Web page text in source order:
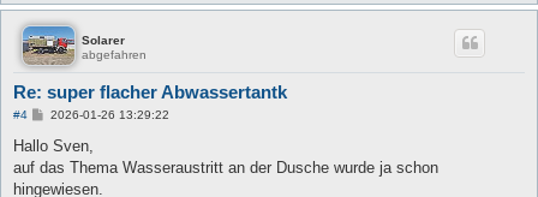
Solarer
abgefahren
Re: super flacher Abwassertantk
#4
B
i
r
a
2026-01-26 13:29:22
Hallo Sven,
auf das Thema Wasseraustritt an der Dusche wurde ja schon
hingewiesen.